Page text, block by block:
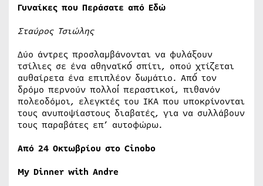
Γυναίκες που Περάσατε από Εδώ
Σταύρος Τσιώλης
Δύο άντρες προσλαμβάνονται να φυλάξουν
τσίλιες σε ένα αθηναϊκό́ σπίτι, οπού χτίζεται
αυθαίρετα ένα επιπλέον δωμάτιο. Από́ τον
δρόμο περνούν πολλοί́ περαστικοί, πιθανόν
πολεοδόμοι, ελεγκτές του ΙΚΑ που υποκρίνονται
τους ανυποψίαστους διαβατές, για να συλλάβουν
τους παραβάτες επ’ αυτοφώρω.
Από 24 Οκτωβρίου στο Cinobo
My Dinner with Andre